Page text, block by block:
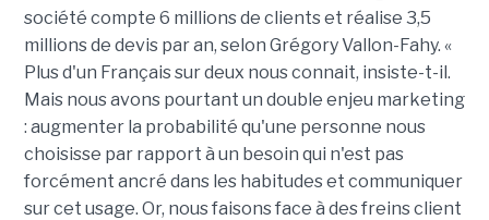
société compte 6 millions de clients et réalise 3,5
millions de devis par an, selon Grégory Vallon-Fahy. «
Plus d'un Français sur deux nous connait, insiste-t-il.
Mais nous avons pourtant un double enjeu marketing
: augmenter la probabilité qu'une personne nous
choisisse par rapport à un besoin qui n'est pas
forcément ancré dans les habitudes et communiquer
sur cet usage. Or, nous faisons face à des freins client